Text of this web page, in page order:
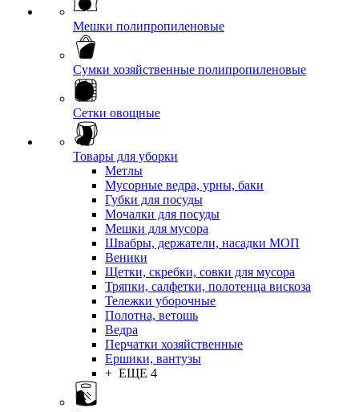
Мешки полипропиленовые
Сумки хозяйственные полипропиленовые
Сетки овощные
Товары для уборки
Метлы
Мусорные ведра, урны, баки
Губки для посуды
Мочалки для посуды
Мешки для мусора
Швабры, держатели, насадки МОП
Веники
Щетки, скребки, совки для мусора
Тряпки, салфетки, полотенца вискоза
Тележки уборочные
Полотна, ветошь
Ведра
Перчатки хозяйственные
Ершики, вантузы
+ ЕЩЕ 4